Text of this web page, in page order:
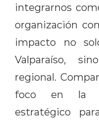
integrarnos
organización
impacto no
Valparaíso,
regional.
foco en la
estratégico